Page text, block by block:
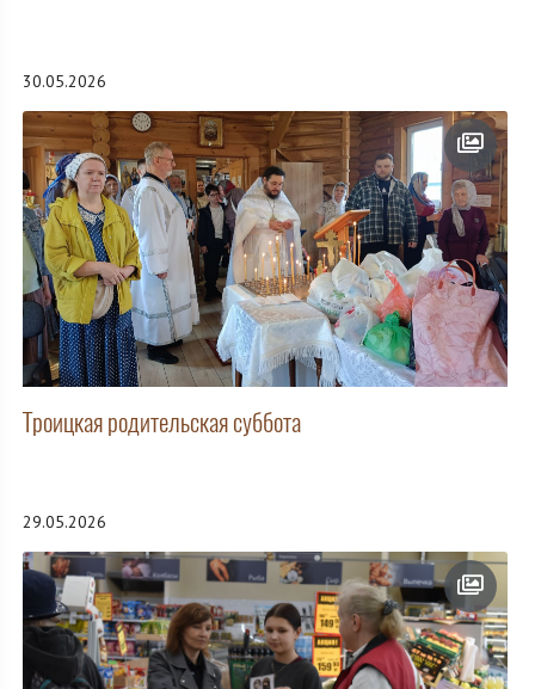
30.05.2026
Троицкая родительская суббота
29.05.2026